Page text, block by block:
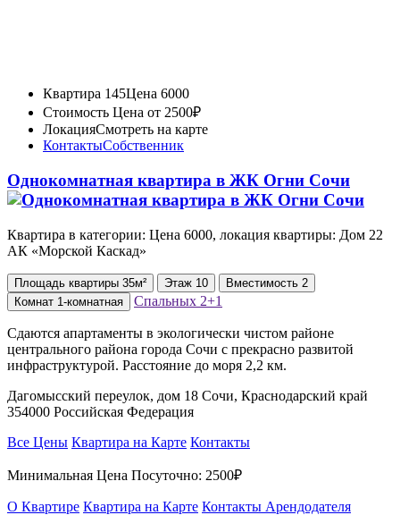
Квартира 145Цена 6000
Стоимость Цена от 2500₽
ЛокацияСмотреть на карте
КонтактыСобственник
Однокомнатная квартира в ЖК Огни Сочи
Квартира в категории: Цена 6000, локация квартиры: Дом 22
АК «Морской Каскад»
Площадь квартиры 35м² Этаж 10 Вместимость 2
Комнат 1-комнатная Спальных 2+1
Сдаются апартаменты в экологически чистом районе
центрального района города Сочи с прекрасно развитой
инфраструктурой. Расстояние до моря 2,2 км.
Дагомысский переулок, дом 18 Сочи, Краснодарский край
354000 Российская Федерация
Все Цены Квартира на Карте Контакты
Минимальная Цена Посуточно: 2500₽
О Квартире Квартира на Карте Контакты Арендодателя